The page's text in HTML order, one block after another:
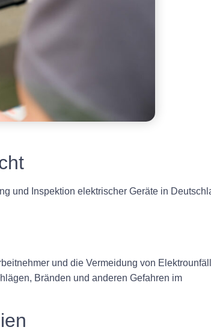
und Inspektion elektrischer Geräte in
und die Vermeidung von
Bränden und anderen Gefahren im